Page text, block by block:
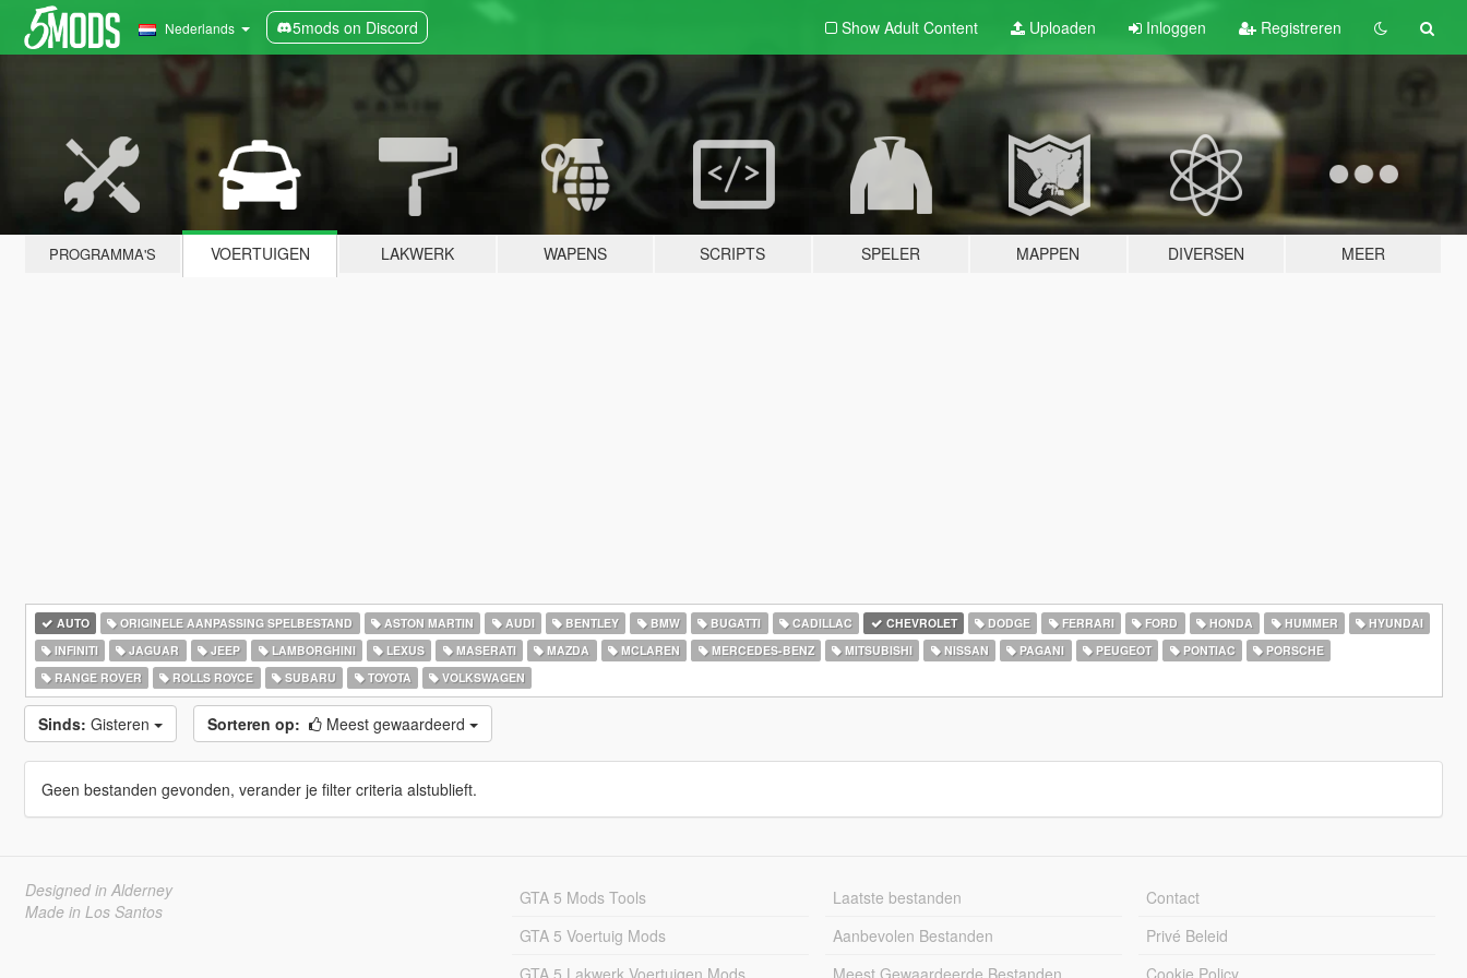
Nederlands 5mods on Discord Show Adult Content Uploaden Inloggen Registreren
PROGRAMMA'S VOERTUIGEN LAKWERK WAPENS SCRIPTS SPELER MAPPEN DIVERSEN MEER
AUTO ORIGINELE AANPASSING SPELBESTAND ASTON MARTIN AUDI BENTLEY BMW BUGATTI CADILLAC CHEVROLET DODGE FERRARI FORD HONDA HUMMER
HYUNDAI
INFINITI
JAGUAR JEEP LAMBORGHINI LEXUS MASERATI MAZDA MCLAREN MERCEDES-BENZ MITSUBISHI NISSAN PAGANI PEUGEOT PONTIAC
PORSCHE
RANGE ROVER
ROLLS ROYCE SUBARU TOYOTA VOLKSWAGEN
Sinds: Gisteren Sorteren op: Meest gewaardeerd
Geen bestanden gevonden, verander je filter criteria alstublieft.
Designed in Alderney
Made in Los Santos
GTA 5 Mods Tools
GTA 5 Voertuig Mods
GTA 5 Lakwerk Voertuigen Mods
Laatste bestanden
Aanbevolen Bestanden
Meest Gewaardeerde Bestanden
Contact
Privé Beleid
Cookie Policy